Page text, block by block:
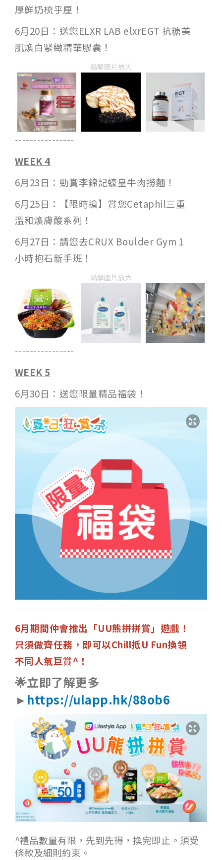
厚鮮奶梳乎厘！
6月20日：送您ELXR LAB elxrEGT 抗糖美
肌煥白緊緻精華膠囊！
點擊圖片放大
----------------
WEEK 4
6月23日：勁賞李錦記蠔皇牛肉撈麵！
6月25日：【限時搶】賞您Cetaphil三重
溫和煥膚酸系列！
6月27日：請您去CRUX Boulder Gym 1
小時抱石新手班！
點擊圖片放大
----------------
WEEK 5
6月30日：送您限量精品福袋！
6月期間仲會推出「UU熊拼拼賞」遊戲！
只須做齊任務，即可以Chill抵U Fun換領
不同人氣巨賞^！
🌟立即了解更多
► https://ulapp.hk/88ob6
^禮品數量有限，先到先得，換完即止。須受
條款及細則約束。